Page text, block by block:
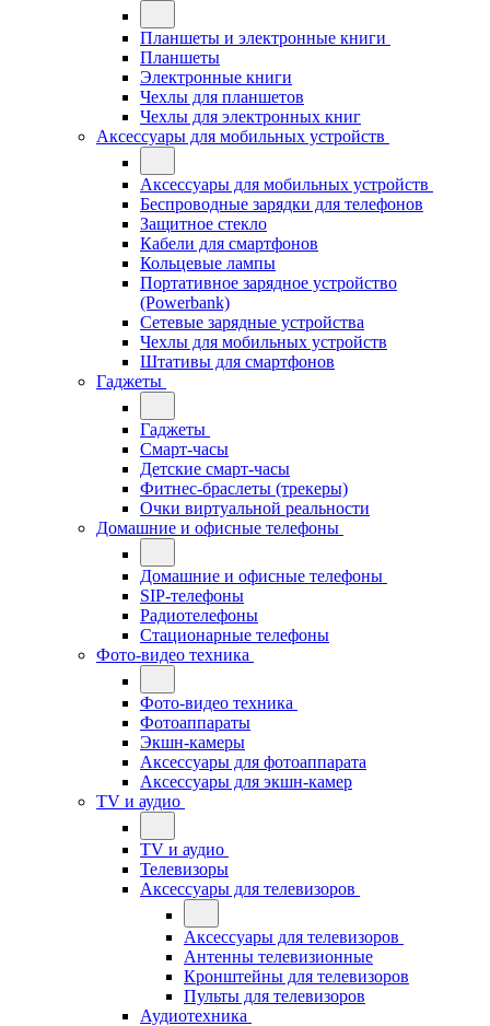
Планшеты и электронные книги
Планшеты
Электронные книги
Чехлы для планшетов
Чехлы для электронных книг
Аксессуары для мобильных устройств
Аксессуары для мобильных устройств
Беспроводные зарядки для телефонов
Защитное стекло
Кабели для смартфонов
Кольцевые лампы
Портативное зарядное устройство
(Powerbank)
Сетевые зарядные устройства
Чехлы для мобильных устройств
Штативы для смартфонов
Гаджеты
Гаджеты
Смарт-часы
Детские смарт-часы
Фитнес-браслеты (трекеры)
Очки виртуальной реальности
Домашние и офисные телефоны
Домашние и офисные телефоны
SIP-телефоны
Радиотелефоны
Стационарные телефоны
Фото-видео техника
Фото-видео техника
Фотоаппараты
Экшн-камеры
Аксессуары для фотоаппарата
Аксессуары для экшн-камер
TV и аудио
TV и аудио
Телевизоры
Аксессуары для телевизоров
Аксессуары для телевизоров
Антенны телевизионные
Кронштейны для телевизоров
Пульты для телевизоров
Аудиотехника